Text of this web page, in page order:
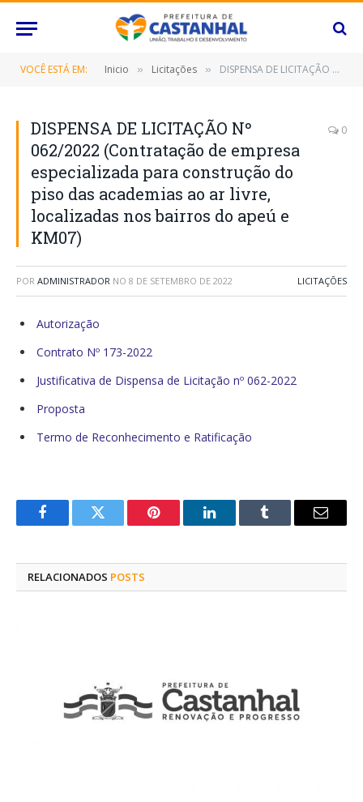
VOCÊ ESTÁ EM: Inicio » Licitações » DISPENSA DE LICITAÇÃO Nº 062/2022 (Contratação de empresa especializada para construção do piso das academias ao ar livre, localizadas nos bairros do apeú e KM07)
DISPENSA DE LICITAÇÃO Nº
062/2022 (Contratação de empresa
especializada para construção do
piso das academias ao ar livre,
localizadas nos bairros do apeú e
KM07)
0
POR ADMINISTRADOR NO 8 DE SETEMBRO DE 2022 LICITAÇÕES
Autorização
Contrato Nº 173-2022
Justificativa de Dispensa de Licitação nº 062-2022
Proposta
Termo de Reconhecimento e Ratificação
FacebookTwitter Pinterest O
Tumblr
E-
RELACIONADOS POSTS